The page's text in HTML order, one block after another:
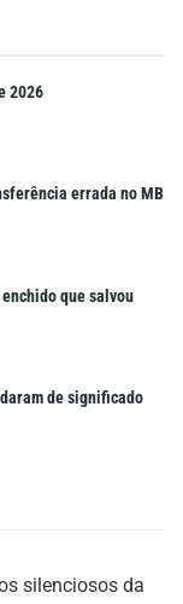
2026
errada no MB
que salvou
de significado
silenciosos da